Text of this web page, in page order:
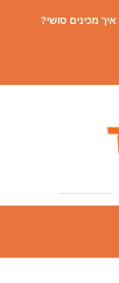
איך מכינים סושי?